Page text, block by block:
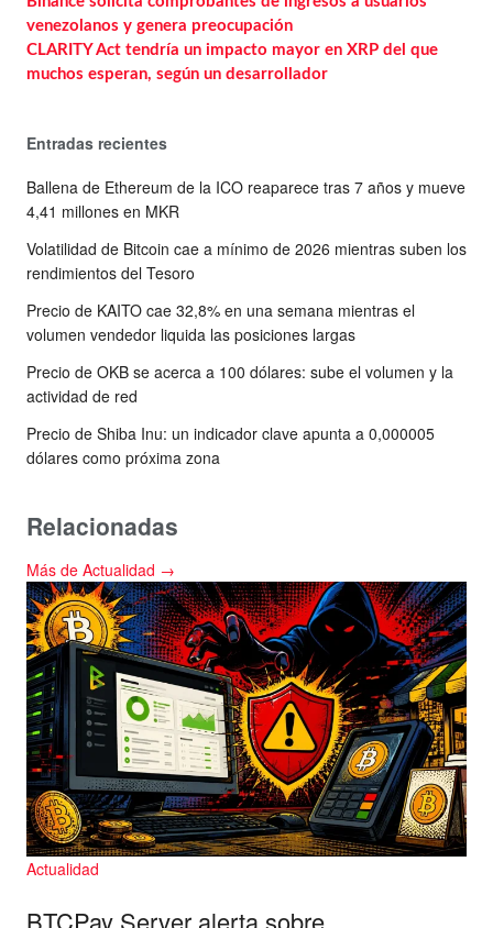
venezolanos y genera preocupación
CLARITY Act tendría un impacto mayor en XRP del que
muchos esperan, según un desarrollador
Entradas recientes
Ballena de Ethereum de la ICO reaparece tras 7 años y mueve
4,41 millones en MKR
Volatilidad de Bitcoin cae a mínimo de 2026 mientras suben los
rendimientos del Tesoro
Precio de KAITO cae 32,8% en una semana mientras el
volumen vendedor liquida las posiciones largas
Precio de OKB se acerca a 100 dólares: sube el volumen y la
actividad de red
Precio de Shiba Inu: un indicador clave apunta a 0,000005
dólares como próxima zona
Relacionadas
Más de Actualidad →
Actualidad
BTCPay Server alerta sobre